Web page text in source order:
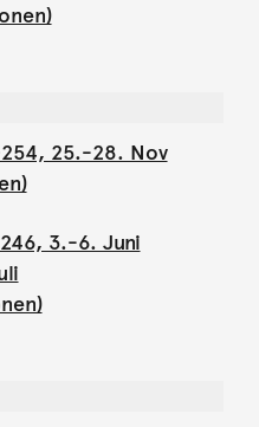
25.-28. Nov
3.-6. Juni